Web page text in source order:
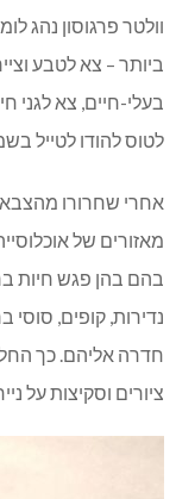
וולטר פרגוסון נהג
ביותר – צא לטבע
בעלי-חיים, צא לגני
לטוס להודו לטייל
אחרי שחרורו
מאזורים של
בהם בהן פגש חיות בר
נדירות, קופים, סוסי
חדרה אליהם. כך
ציורים וסקיצות על